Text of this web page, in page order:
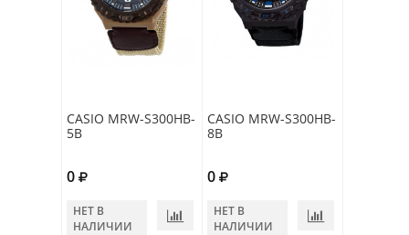
CASIO MRW-S300HB-
5B
0
НЕТ В
НАЛИЧИИ
CASIO MRW-S300HB-
8B
0
НЕТ В
НАЛИЧИИ